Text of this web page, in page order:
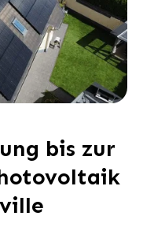
bis zur